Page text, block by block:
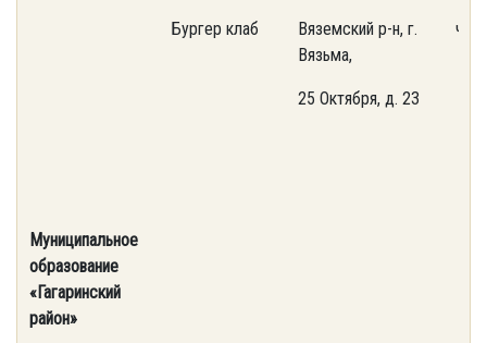
Бургер клаб
Вяземский р-н, г.
Вязьма,
25 Октября, д. 23
Муниципальное
образование
«Гагаринский
район»